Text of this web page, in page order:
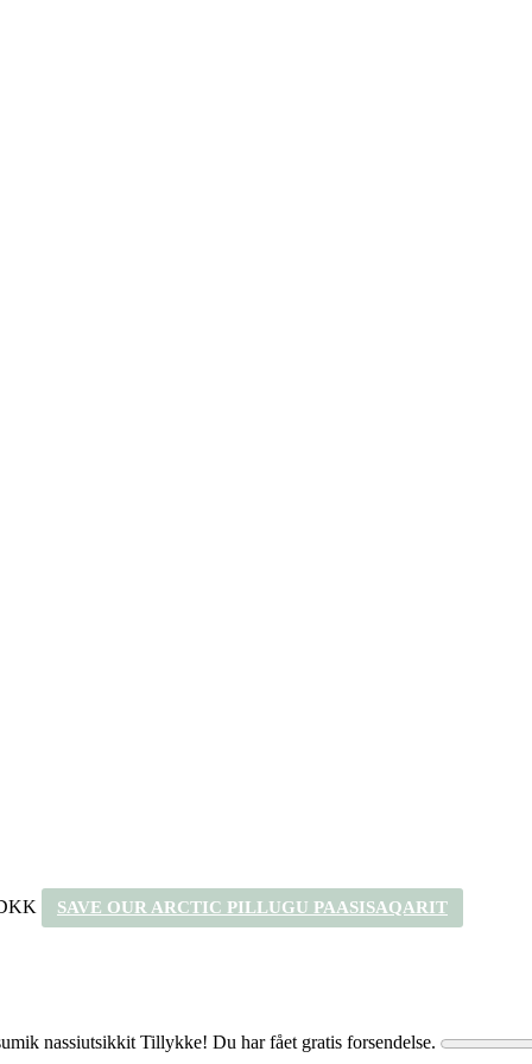
SAVE OUR ARCTIC PILLUGU PAASISAQARIT
nassiutsikkit Tillykke! Du har fået gratis forsendelse.